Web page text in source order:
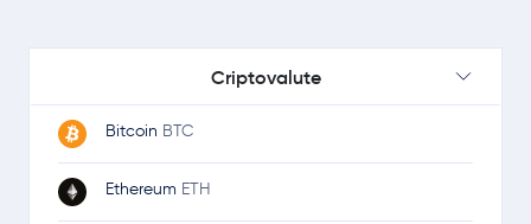
Criptovalute
Bitcoin BTC
Ethereum ETH